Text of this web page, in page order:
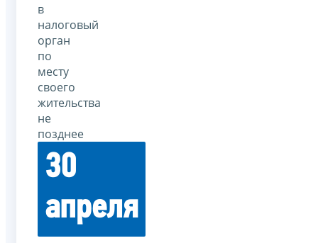
в
налоговый
орган
по
месту
своего
жительства
не
позднее
30
апреля